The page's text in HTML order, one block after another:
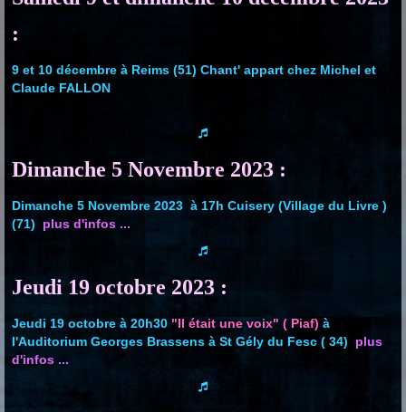
:
9 et 10 décembre à Reims (51) Chant' appart chez Michel et
Claude FALLON
Dimanche 5 Novembre 2023 :
Dimanche 5 Novembre 2023 à 17h Cuisery (Village du Livre )
(71)
plus d'infos ...
Jeudi 19 octobre 2023 :
Jeudi 19 octobre à 20h30 "Il était une voix" ( Piaf) à
l'Auditorium Georges Brassens à St Gély du Fesc ( 34) plus
d'infos ...